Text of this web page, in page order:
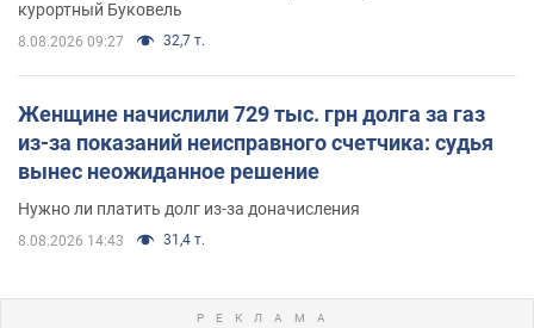
курортный Буковель
8.08.2026 09:27 32,7 т.
Женщине начислили 729 тыс. грн долга за газ
из-за показаний неисправного счетчика: судья
вынес неожиданное решение
Нужно ли платить долг из-за доначисления
8.08.2026 14:43 31,4 т.